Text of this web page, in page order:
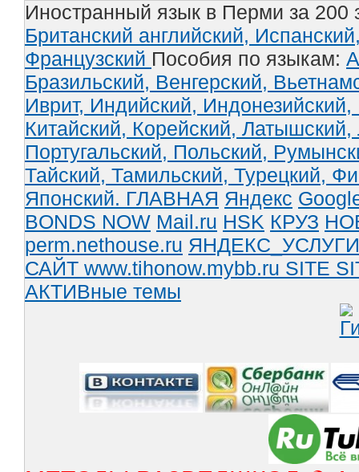
Иностранный язык в Перми за 200
Британский английский,
Французский Пособия по языкам:
Бразильский, Венгерский,
Иврит, Индийский, Индонезийский,
Китайский, Корейский, Латышский,
Португальский, Польский,
Тайский, Тамильский, Турецкий,
Японский. ГЛАВНАЯ Яндекс
BONDS NOW Mail.ru HSK КРУЗ
perm.nethouse.ru ЯНДЕКС_УСЛУГИ
САЙТ www.tihonow.mybb.ru SITE
АКТИВные темы